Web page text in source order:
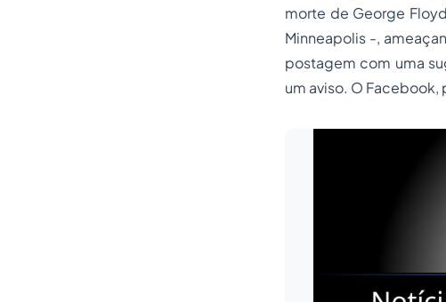
morte de George
Minneapolis -,
postagem com uma
um aviso. O Facebook,